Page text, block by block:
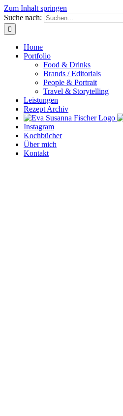
Zum Inhalt springen
Suche nach:
Home
Portfolio
Food & Drinks
Brands / Editorials
People & Portrait
Travel & Storytelling
Leistungen
Rezept Archiv
Instagram
Kochbücher
Über mich
Kontakt